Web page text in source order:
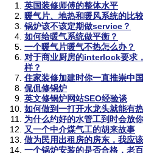
英国装修师傅的整体水平
暖气片、地热和暖风系统的比较
锅炉该不该定期做service？
如何给暖气系统做平衡？
一个暖气片暖气不热怎么办？
对于商业厨房的interlock要求
样？
住家装修加建时你一直推崇中
侃侃修锅炉
英文修锅炉网站SEO经验谈
如何做到一打开水龙头就能有
为什么约好的水管工到时会放
又一个中介煤气工的胡来故事
做为民用出租房的房东，我应
一个锅炉安装的是否合格，老